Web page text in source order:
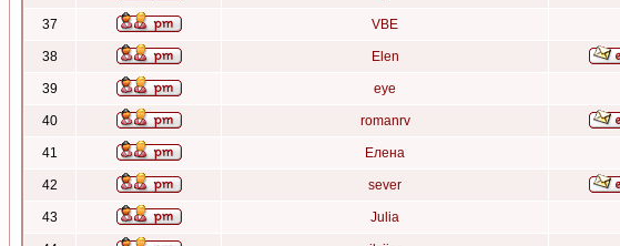
37 VBE
38 Elen
39 eye
40 romanrv
41 Елена
42 sever
43 Julia